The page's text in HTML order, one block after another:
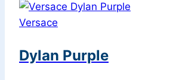
Versace
Dylan Purple